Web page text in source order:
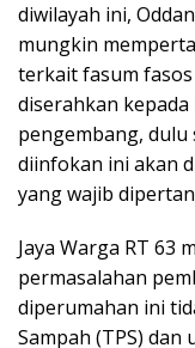
diwilayah ini,
mungkin
terkait fasum
diserahkan
pengembang,
diinfokan ini akan
yang wajib
Jaya Warga RT 63
permasalahan
diperumahan ini
Sampah (TPS)